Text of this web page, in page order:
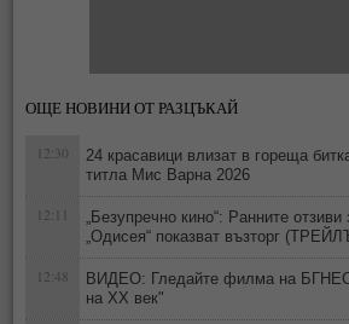
ОЩЕ НОВИНИ ОТ РАЗЦЪКАЙ
12:30
24 красавици влизат в гореща
титла Мис Варна 2026
12:11
„Безупречно кино“: Ранните
„Одисея“ показват възторг
12:48
ВИДЕО: Гледайте филма на
на ХХ век"